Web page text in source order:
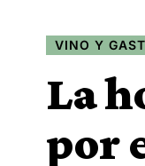
VINO Y
La
por